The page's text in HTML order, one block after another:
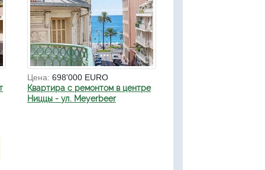
Цена: 698'000 EURO
Квартира с ремонтом в центре
Ниццы - ул. Meyerbeer